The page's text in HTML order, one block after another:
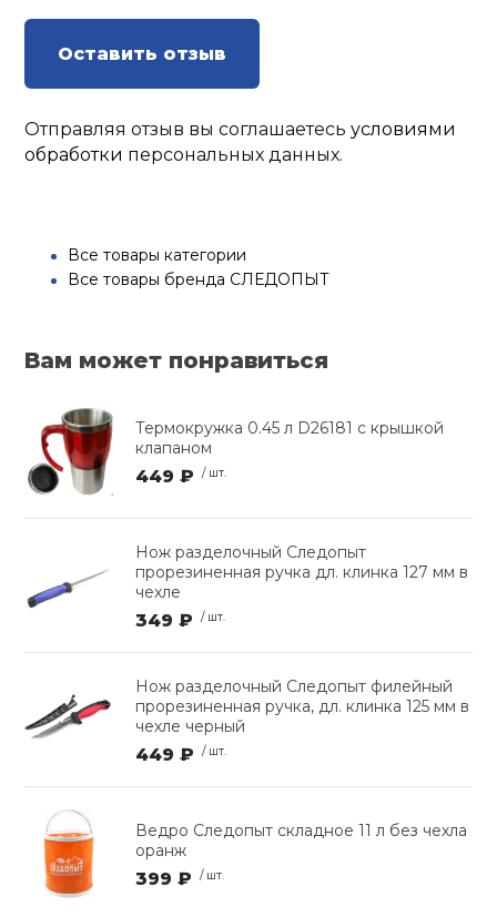
Оставить отзыв
Отправляя отзыв вы соглашаетесьусловиями
обработки персональных данных.
Все товары категории
Все товары бренда СЛЕДОПЫТ
Вам может понравиться
Термокружка 0.45 л D26181 с крышкой
клапаном
449 ₽ / шт.
Нож разделочный Следопыт
прорезиненная ручка дл. клинка 127 мм в
чехле
349 ₽ / шт.
Нож разделочный Следопыт филейный
прорезиненная ручка, дл. клинка 125 мм в
чехле черный
449 ₽ / шт.
Ведро Следопыт складное 11 л без чехла
оранж
399 ₽ / шт.